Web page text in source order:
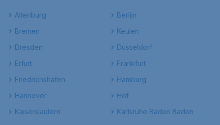
Altenburg
Berlijn
Bremen
Keulen
Dresden
Dusseldorf
Erfurt
Frankfurt
Friedrichshafen
Hamburg
Hannover
Hof
Kaiserslautern
Karlsruhe Baden Baden